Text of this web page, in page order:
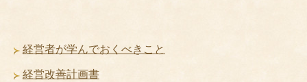
経営者が学んでおくべきこと
経営改善計画書